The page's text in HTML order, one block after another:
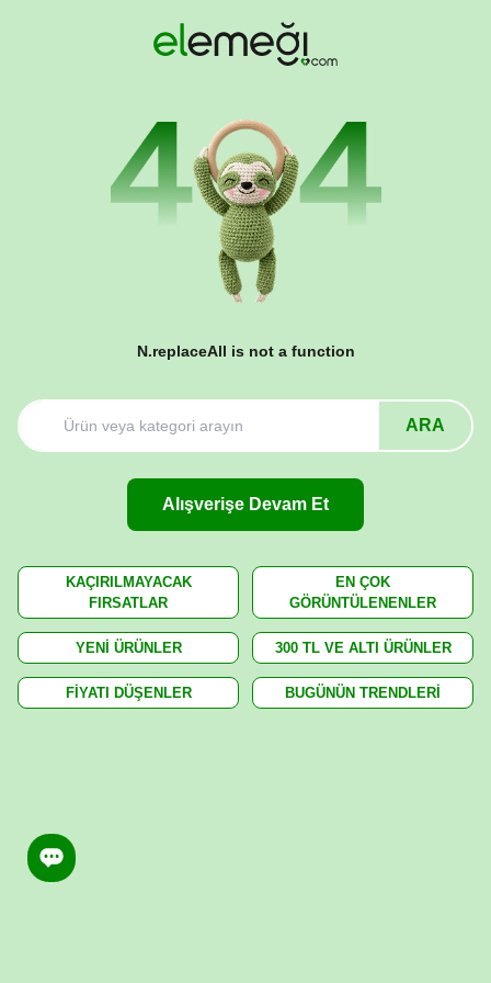
N.replaceAll is not a function
ARA
Alışverişe Devam Et
KAÇIRILMAYACAK
FIRSATLAR
EN ÇOK
GÖRÜNTÜLENENLER
YENİ ÜRÜNLER 300 TL VE ALTI ÜRÜNLER
FİYATI DÜŞENLER BUGÜNÜN TRENDLERİ